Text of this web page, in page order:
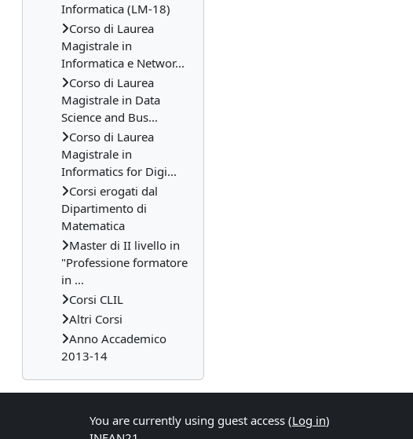
Informatica (LM-18)
Corso di Laurea
Magistrale in
Informatica e Networ...
Corso di Laurea
Magistrale in Data
Science and Bus...
Corso di Laurea
Magistrale in
Informatics for Digi...
Corsi erogati dal
Dipartimento di
Matematica
Master di II livello in
"Professione formatore
in ...
Corsi CLIL
Altri Corsi
Anno Accademico
2013-14
You are currently using guest access (Log in)